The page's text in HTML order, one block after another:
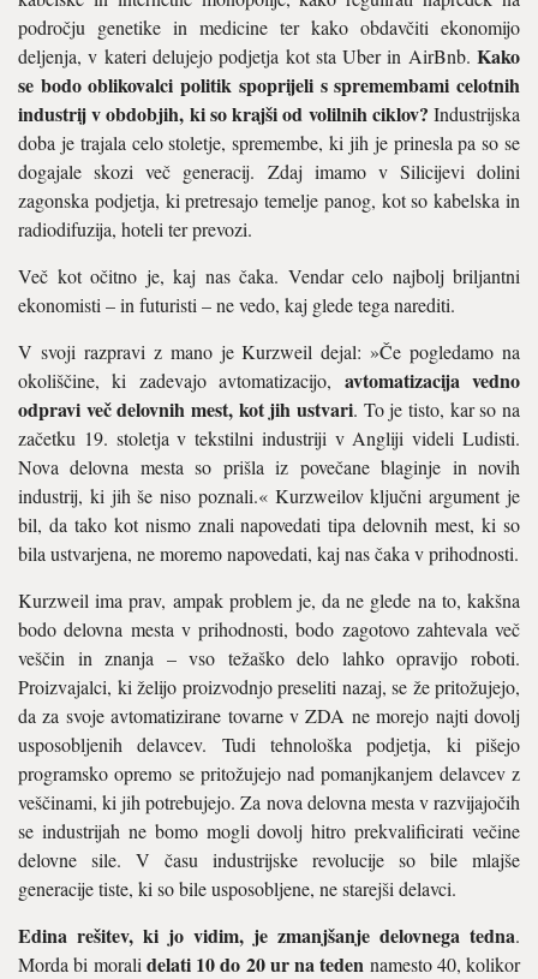
področju genetike in medicine ter kako obdavčiti ekonomijo
deljenja, v kateri delujejo podjetja kot sta Uber in AirBnb. Kako
se bodo oblikovalci politik spoprijeli s spremembami celotnih
industrij v obdobjih, ki so krajši od volilnih ciklov? Industrijska
doba je trajala celo stoletje, spremembe, ki jih je prinesla pa so se
dogajale skozi več generacij. Zdaj imamo v Silicijevi dolini
zagonska podjetja, ki pretresajo temelje panog, kot so kabelska in
radiodifuzija, hoteli ter prevozi.
Več kot očitno je, kaj nas čaka. Vendar celo najbolj briljantni
ekonomisti – in futuristi – ne vedo, kaj glede tega narediti.
V svoji razpravi z mano je Kurzweil dejal: »Če pogledamo na
okoliščine, ki zadevajo avtomatizacijo, avtomatizacija vedno
odpravi več delovnih mest, kot jih ustvari. To je tisto, kar so na
začetku 19. stoletja v tekstilni industriji v Angliji videli Ludisti.
Nova delovna mesta so prišla iz povečane blaginje in novih
industrij, ki jih še niso poznali.« Kurzweilov ključni argument je
bil, da tako kot nismo znali napovedati tipa delovnih mest, ki so
bila ustvarjena, ne moremo napovedati, kaj nas čaka v prihodnosti.
Kurzweil ima prav, ampak problem je, da ne glede na to, kakšna
bodo delovna mesta v prihodnosti, bodo zagotovo zahtevala več
veščin in znanja – vso težaško delo lahko opravijo roboti.
Proizvajalci, ki želijo proizvodnjo preseliti nazaj, se že pritožujejo,
da za svoje avtomatizirane tovarne v ZDA ne morejo najti dovolj
usposobljenih delavcev. Tudi tehnološka podjetja, ki pišejo
programsko opremo se pritožujejo nad pomanjkanjem delavcev z
veščinami, ki jih potrebujejo. Za nova delovna mesta v razvijajočih
se industrijah ne bomo mogli dovolj hitro prekvalificirati večine
delovne sile. V času industrijske revolucije so bile mlajše
generacije tiste, ki so bile usposobljene, ne starejši delavci.
Edina rešitev, ki jo vidim, je zmanjšanje delovnega tedna.
Morda bi morali delati 10 do 20 ur na teden namesto 40, kolikor